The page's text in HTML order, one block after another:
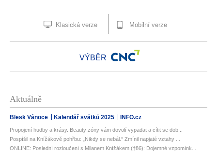
Klasická verze Mobilní verze
VÝBĚR
Aktuálně
Blesk Vánoce Kalendář svátků 2025 INFO.cz
Propojení hudby a krásy. Beauty zóny vám dovolí vypadat a cítit se dob...
Pospíšil na Knížákově pohřbu: „Nikdy se nebál.“ Zmínil napjaté vztahy ...
ONLINE: Poslední rozloučení s Milanem Knížákem (†86): Dojemné vzpomínk...